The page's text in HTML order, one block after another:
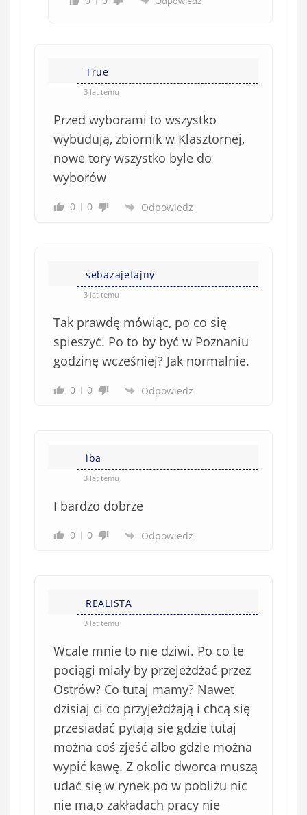
True
3 lat temu
Przed wyborami to wszystko
wybudują, zbiornik w Klasztornej,
nowe tory wszystko byle do
wyborów
0 0 Odpowiedz
sebazajefajny
3 lat temu
Tak prawdę mówiąc, po co się
spieszyć. Po to by być w Poznaniu
godzinę wcześniej? Jak normalnie.
0 0 Odpowiedz
iba
3 lat temu
I bardzo dobrze
0 0 Odpowiedz
REALISTA
3 lat temu
Wcale mnie to nie dziwi. Po co te
pociągi miały by przejeżdżać przez
Ostrów? Co tutaj mamy? Nawet
dzisiaj ci co przyjeżdżają i chcą się
przesiadać pytają się gdzie tutaj
można coś zjeść albo gdzie można
wypić kawę. Z okolic dworca muszą
udać się w rynek po w pobliżu nic
nie ma,o zakładach pracy nie